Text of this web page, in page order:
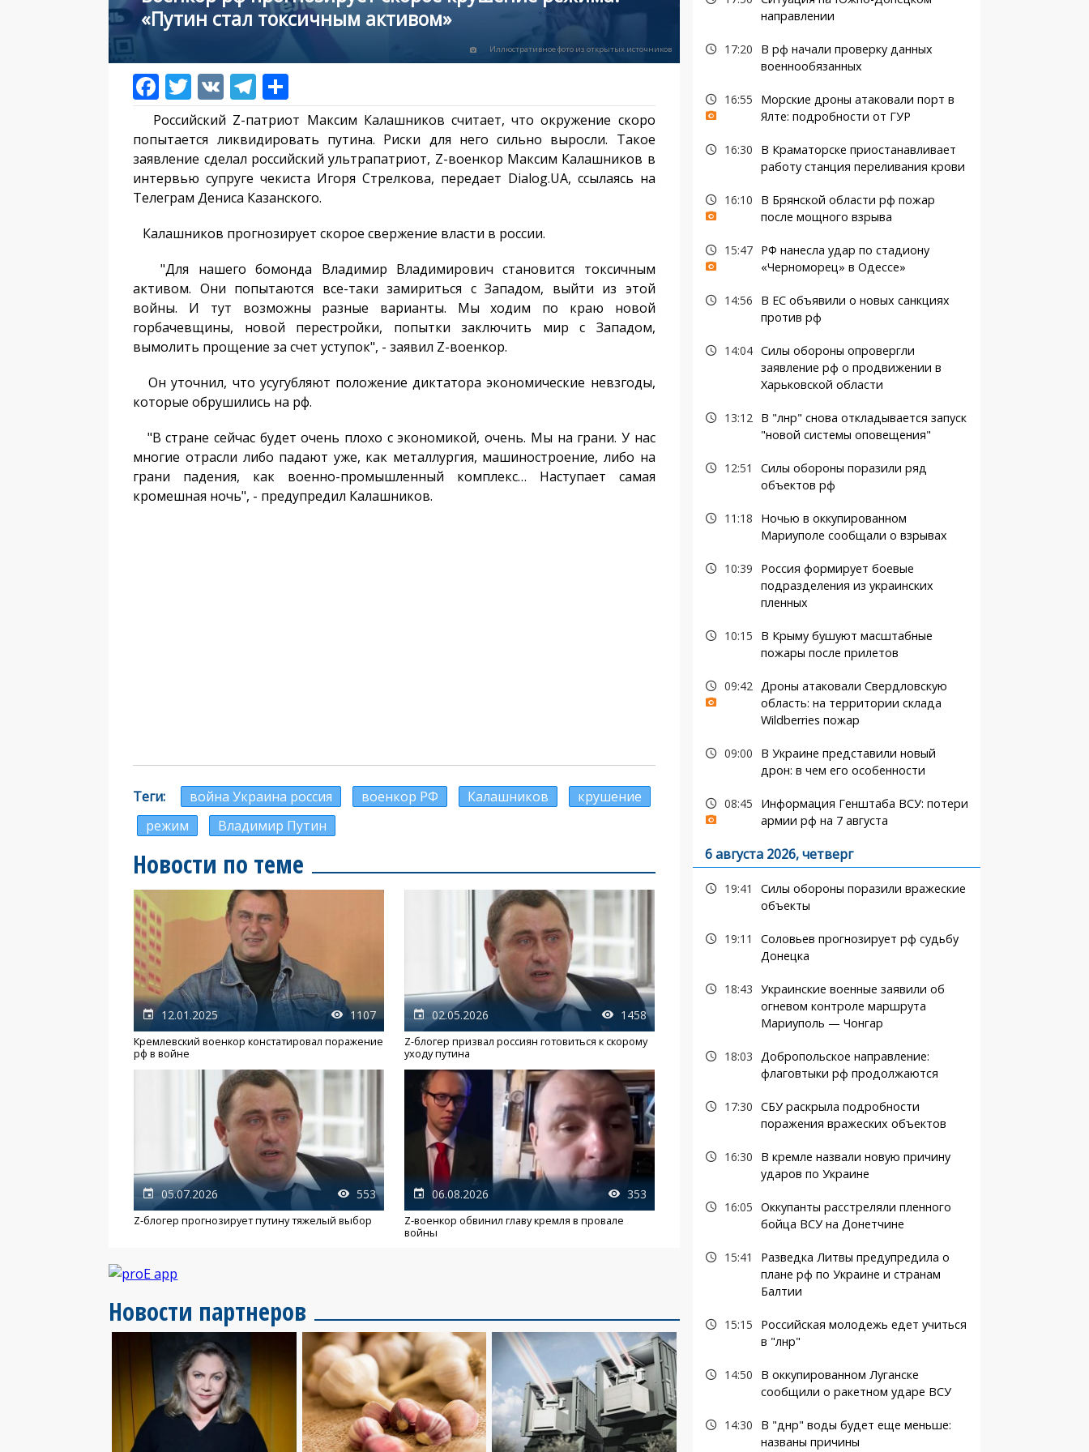
«Путин стал токсичным активом»
Иллюстративное фото из открытых источников
Российский Z-патриот Максим Калашников считает, что окружение скоро
попытается ликвидировать путина. Риски для него сильно выросли. Такое
заявление сделал российский ультрапатриот, Z-военкор Максим Калашников в
интервью супруге чекиста Игоря Стрелкова, передает Dialog.UA, ссылаясь на
Телеграм Дениса Казанского.
Калашников прогнозирует скорое свержение власти в россии.
"Для нашего бомонда Владимир Владимирович становится токсичным
активом. Они попытаются все-таки замириться с Западом, выйти из этой
войны. И тут возможны разные варианты. Мы ходим по краю новой
горбачевщины, новой перестройки, попытки заключить мир с Западом,
вымолить прощение за счет уступок", - заявил Z-военкор.
Он уточнил, что усугубляют положение диктатора экономические невзгоды,
которые обрушились на рф.
"В стране сейчас будет очень плохо с экономикой, очень. Мы на грани. У нас
многие отрасли либо падают уже, как металлургия, машиностроение, либо на
грани падения, как военно-промышленный комплекс… Наступает самая
кромешная ночь", - предупредил Калашников.
Теги война Украина россия военкор РФ Калашников
крушение
режим
Владимир Путин
Новости по теме
12.01.2025 1107
Кремлевский военкор констатировал поражение
рф в войне
02.05.2026 1458
Z-блогер призвал россиян готовиться к скорому
уходу путина
05.07.2026 553
Z-блогер прогнозирует путину тяжелый выбор
06.08.2026 353
Z-военкор обвинил главу кремля в провале
войны
Новости партнеров
направлении
17:20
В рф начали проверку данных
военнообязанных
16:55
Морские дроны атаковали порт в
Ялте: подробности от ГУР
16:30
В Краматорске приостанавливает
работу станция переливания крови
16:10
В Брянской области рф пожар
после мощного взрыва
15:47
РФ нанесла удар по стадиону
«Черноморец» в Одессе»
14:56
В ЕС объявили о новых санкциях
против рф
14:04 Силы обороны опровергли
заявление рф о продвижении в
Харьковской области
13:12
В "лнр" снова откладывается запуск
"новой системы оповещения"
12:51
Силы обороны поразили ряд
объектов рф
11:18
Ночью в оккупированном
Мариуполе сообщали о взрывах
10:39
Россия формирует боевые
подразделения из украинских
пленных
10:15
В Крыму бушуют масштабные
пожары после прилетов
09:42 Дроны атаковали Свердловскую
область: на территории склада
Wildberries пожар
09:00
В Украине представили новый
дрон: в чем его особенности
08:45
Информация Генштаба ВСУ: потери
армии рф на 7 августа
6 августа 2026, четверг
19:41
Силы обороны поразили вражеские
объекты
19:11
Соловьев прогнозирует рф судьбу
Донецка
18:43 Украинские военные заявили об
огневом контроле маршрута
Мариуполь — Чонгар
18:03 Добропольское направление:
флаговтыки рф продолжаются
17:30 СБУ раскрыла подробности
поражения вражеских объектов
16:30
В кремле назвали новую причину
ударов по Украине
16:05 Оккупанты расстреляли пленного
бойца ВСУ на Донетчине
15:41
Разведка Литвы предупредила о
плане рф по Украине и странам
Балтии
15:15
Российская молодежь едет учиться
в "лнр"
14:50
В оккупированном Луганске
сообщили о ракетном ударе ВСУ
14:30
В "днр" воды будет еще меньше:
названы причины